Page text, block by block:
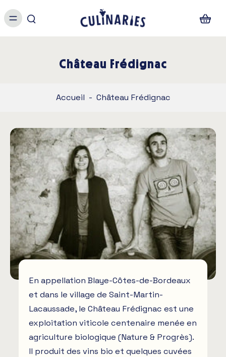
Château Frédignac
Accueil - Château Frédignac
En appellation Blaye-Côtes-de-Bordeaux
et dans le village de Saint-Martin-
Lacaussade, le Château Frédignac est une
exploitation viticole centenaire menée en
agriculture biologique (Nature & Progrès).
Il produit des vins bio et quelques cuvées